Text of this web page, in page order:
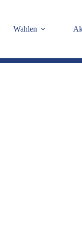
Wahlen